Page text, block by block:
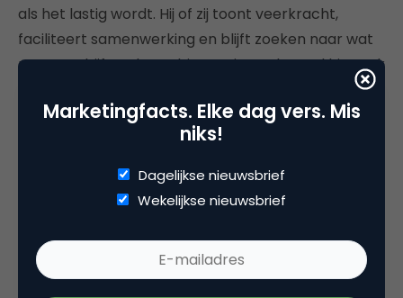
als het lastig wordt. Hij of zij toont veerkracht,
faciliteert samenwerking en blijft zoeken naar wat
mensen drijft; ook van binnenuit. Toch werd hier ook
kritisch naar gekeken. Niet elke marketeer beschikt
over de skills die hiervoor nodig zijn.
doorzettingsvermogen, teamontwikkeling en
leiderschap, netwerken opbouwen binnen het
communiceren. Ook tools als design thinking, scrum
en de Inner Development Goals werden genoemd
Marketingfacts. Elke dag vers. Mis
niks!
Dagelijkse nieuwsbrief
Wekelijkse nieuwsbrief